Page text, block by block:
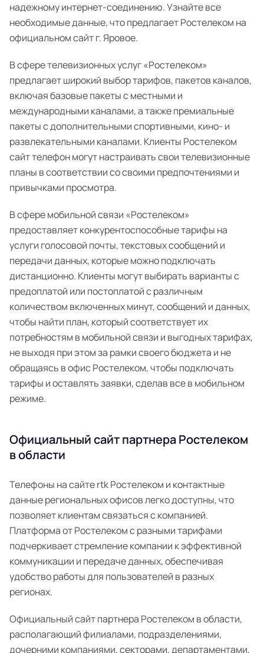
надежному интернет-соединению. Узнайте все
необходимые данные, что предлагает Ростелеком на
официальном сайт г. Яровое.
В сфере телевизионных услуг «Ростелеком»
предлагает широкий выбор тарифов, пакетов каналов,
включая базовые пакеты с местными и
международными каналами, а также премиальные
пакеты с дополнительными спортивными, кино- и
развлекательными каналами. Клиенты Ростелеком
сайт телефон могут настраивать свои телевизионные
планы в соответствии со своими предпочтениями и
привычками просмотра.
В сфере мобильной связи «Ростелеком»
предоставляет конкурентоспособные тарифы на
услуги голосовой почты, текстовых сообщений и
передачи данных, которые можно подключать
дистанционно. Клиенты могут выбирать варианты с
предоплатой или постоплатой с различным
количеством включенных минут, сообщений и данных,
чтобы найти план, который соответствует их
потребностям в мобильной связи и выгодных тарифах,
не выходя при этом за рамки своего бюджета и не
обращаясь в офис Ростелеком, чтобы подключать
тарифы и оставлять заявки, сделав все в мобильном
режиме.
Официальный сайт партнера Ростелеком
в области
Телефоны на сайте rtk Ростелеком и контактные
данные региональных офисов легко доступны, что
позволяет клиентам связаться с компанией.
Платформа от Ростелеком с разными тарифами
подчеркивает стремление компании к эффективной
коммуникации и передаче данных, обеспечивая
удобство работы для пользователей в разных
регионах.
Официальный сайт партнера Ростелеком в области,
располагающий филиалами, подразделениями,
дочерними компаниями, секторами, департаментами,